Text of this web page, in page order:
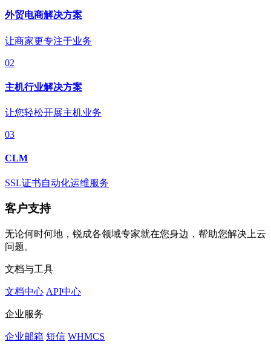
外贸电商解决方案
让商家更专注于业务
02
主机行业解决方案
让您轻松开展主机业务
03
CLM
SSL证书自动化运维服务
客户支持
无论何时何地，锐成各领域专家就在您身边，帮助您解决上云
问题。
文档与工具
文档中心 API中心
企业服务
企业邮箱 短信 WHMCS